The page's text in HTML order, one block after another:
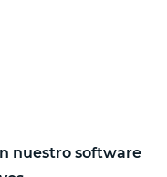
nuestro software